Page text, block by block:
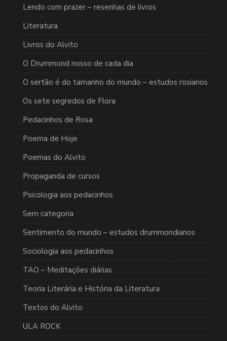
Lendo com prazer – resenhas de livros
Literatura
Livros do Alvito
O Drummond nosso de cada dia
O sertão é do tamanho do mundo – estudos rosianos
Os sete segredos de Flora
Pedacinhos de Rosa
Poema de Hoje
Poemas do Alvito
Propaganda de cursos
Psicologia aos pedacinhos
Sem categoria
Sentimento do mundo – estudos drummondianos
Sociologia aos pedacinhos
TAO – Meditações diárias
Teoria Literária e História da Literatura
Textos do Alvito
ULA ROCK